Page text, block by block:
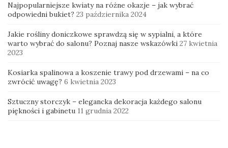
Najpopularniejsze kwiaty na różne okazje – jak wybrać
odpowiedni bukiet? 23 października 2024
Jakie rośliny doniczkowe sprawdzą się w sypialni, a które
warto wybrać do salonu? Poznaj nasze wskazówki 27 kwietnia
2023
Kosiarka spalinowa a koszenie trawy pod drzewami – na co
zwrócić uwagę? 6 kwietnia 2023
Sztuczny storczyk – elegancka dekoracja każdego salonu
piękności i gabinetu 11 grudnia 2022